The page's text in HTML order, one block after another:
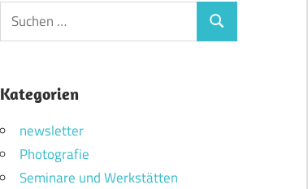
Suchen
nach:
Suchen
Kategorien
newsletter
Photografie
Seminare und Werkstätten